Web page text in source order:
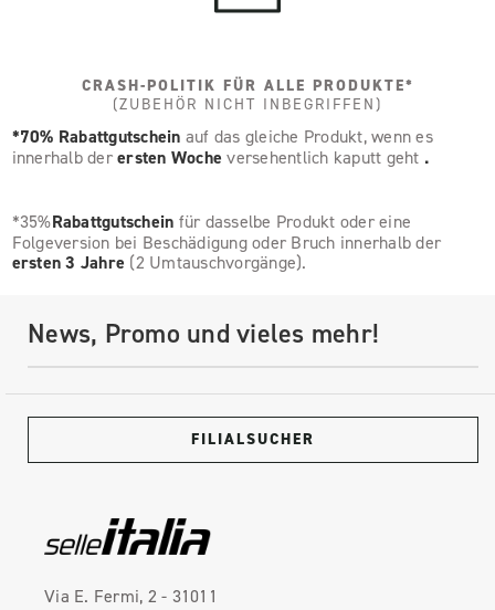
CRASH-POLITIK FÜR ALLE PRODUKTE*
(ZUBEHÖR NICHT INBEGRIFFEN)
*70% Rabattgutschein auf das gleiche Produkt, wenn es
innerhalb der ersten Woche versehentlich kaputt geht .
*35%Rabattgutschein für dasselbe Produkt oder eine
Folgeversion bei Beschädigung oder Bruch innerhalb der
ersten 3 Jahre (2 Umtauschvorgänge).
News, Promo und vieles mehr!
FILIALSUCHER
Via E. Fermi, 2 - 31011